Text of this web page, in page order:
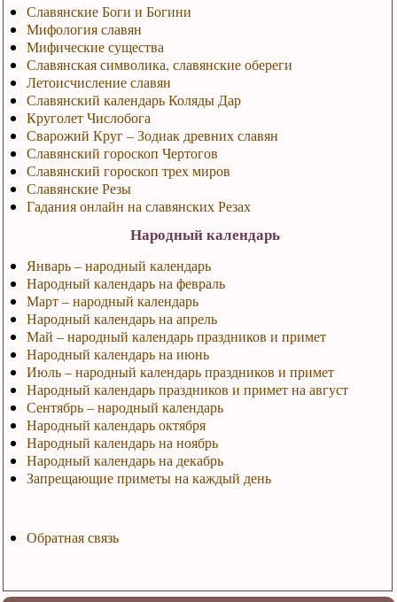
Славянские Боги и Богини
Мифология славян
Мифические существа
Славянская символика, славянские обереги
Летоисчисление славян
Славянский календарь Коляды Дар
Круголет Числобога
Сварожий Круг – Зодиак древних славян
Славянский гороскоп Чертогов
Славянский гороскоп трех миров
Славянские Резы
Гадания онлайн на славянских Резах
Народный календарь
Январь – народный календарь
Народный календарь на февраль
Март – народный календарь
Народный календарь на апрель
Май – народный календарь праздников и примет
Народный календарь на июнь
Июль – народный календарь праздников и примет
Народный календарь праздников и примет на август
Сентябрь – народный календарь
Народный календарь октября
Народный календарь на ноябрь
Народный календарь на декабрь
Запрещающие приметы на каждый день
Обратная связь